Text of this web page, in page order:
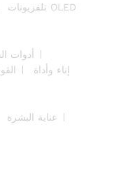
تلفزيونات OLED
أدوات
إناء وأداة
عناية البشرة